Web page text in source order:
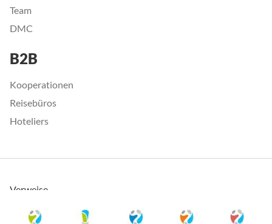
Team
DMC
B2B
Kooperationen
Reisebüros
Hoteliers
Verweise